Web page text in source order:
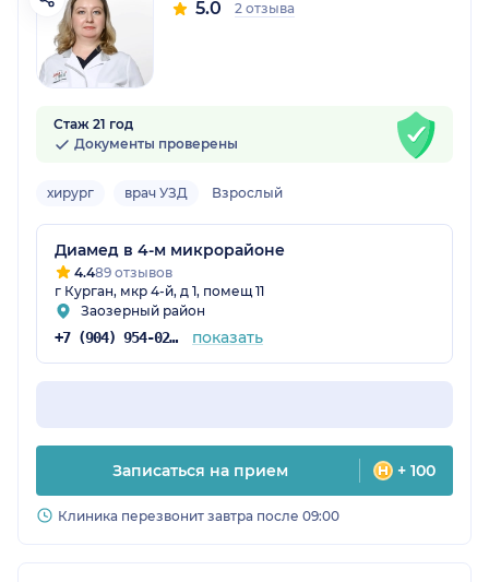
5.0 2 отзыва
Стаж 21 год
Документы проверены
хирург врач УЗД Взрослый
Диамед в 4-м микрорайоне
4.489 отзывов
г Курган, мкр 4-й, д 1, помещ 11
Заозерный район
+7 (904) 954-02-14 показать
Записаться на прием + 100
Клиника перезвонит завтра после 09:00